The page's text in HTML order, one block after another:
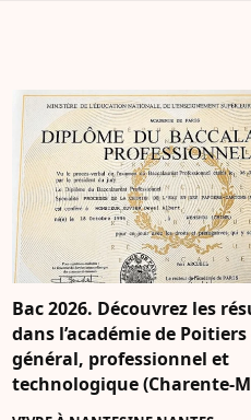
Bac 2026. Découvrez les
dans l’académie de
général, professionnel et
technologique (Charente-